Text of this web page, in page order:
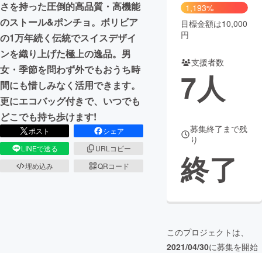
CAMPFIRE for Social Good
CAMPFIRE Creation
CAMPFIREふるさと納税machi-ya コミュニティ
さを持った圧倒的高品質・高機能
のストール&ポンチョ。ボリビア
の1万年続く伝統でスイスデザイ
ンを織り上げた極上の逸品。男
女・季節を問わず外でもおうち時
間にも惜しみなく活用できます。
更にエコバッグ付きで、いつでも
どこでも持ち歩けます!
ポスト
シェア
LINEで送る
URLコピー
埋め込み
QRコード
1,193%
目標金額は10,000
円
支援者数
7人
募集終了まで残
り
終了
このプロジェクトは、
2021/04/30に募集を開始